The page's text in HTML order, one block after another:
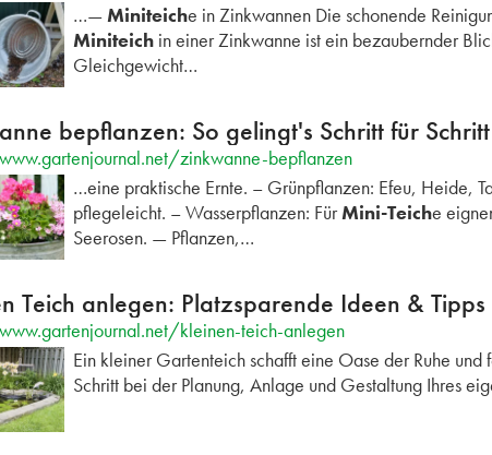
…— Miniteiche in Zinkwannen Die schonende
Miniteich in einer Zinkwanne ist ein bezaubernder
Gleichgewicht…
bepflanzen: So gelingt's Schritt für Schritt
zinkwanne-bepflanzen
…eine praktische Ernte. – Grünpflanzen: Efeu, Heide,
pflegeleicht. – Wasserpflanzen: FürMini-Teiche
Seerosen. — Pflanzen,…
Teich anlegen: Platzsparende Ideen & Tipps
kleinen-teich-anlegen
Ein kleiner Gartenteich schafft eine Oase der Ruhe
Schritt bei der Planung, Anlage und Gestaltung Ihres